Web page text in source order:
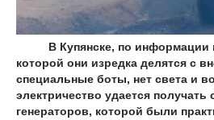
В Купянске, по информации
которой они изредка делятся с
специальные боты, нет света и
электричество удается
генераторов, которой были